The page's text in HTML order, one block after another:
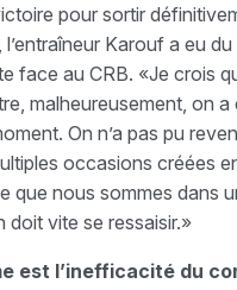
pour sortir
Karouf a eu du
face au CRB. «Je crois
malheureusement, on a
On n’a pas pu
occasions créées
que nous sommes dans
doit vite se ressaisir.»
est l’inefficacité du